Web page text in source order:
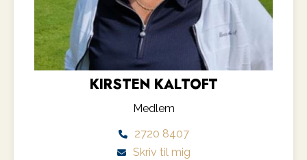
KIRSTEN KALTOFT
Medlem
2720 8407
Skriv til mig